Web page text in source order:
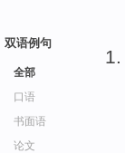
双语例句
全部
口语
书面语
论文